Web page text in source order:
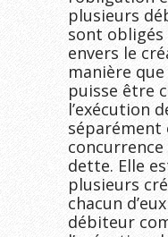
plusieurs
sont obligés
envers le
manière que
puisse être
l’exécution
séparément
dette. Elle
plusieurs
chacun
débiteur